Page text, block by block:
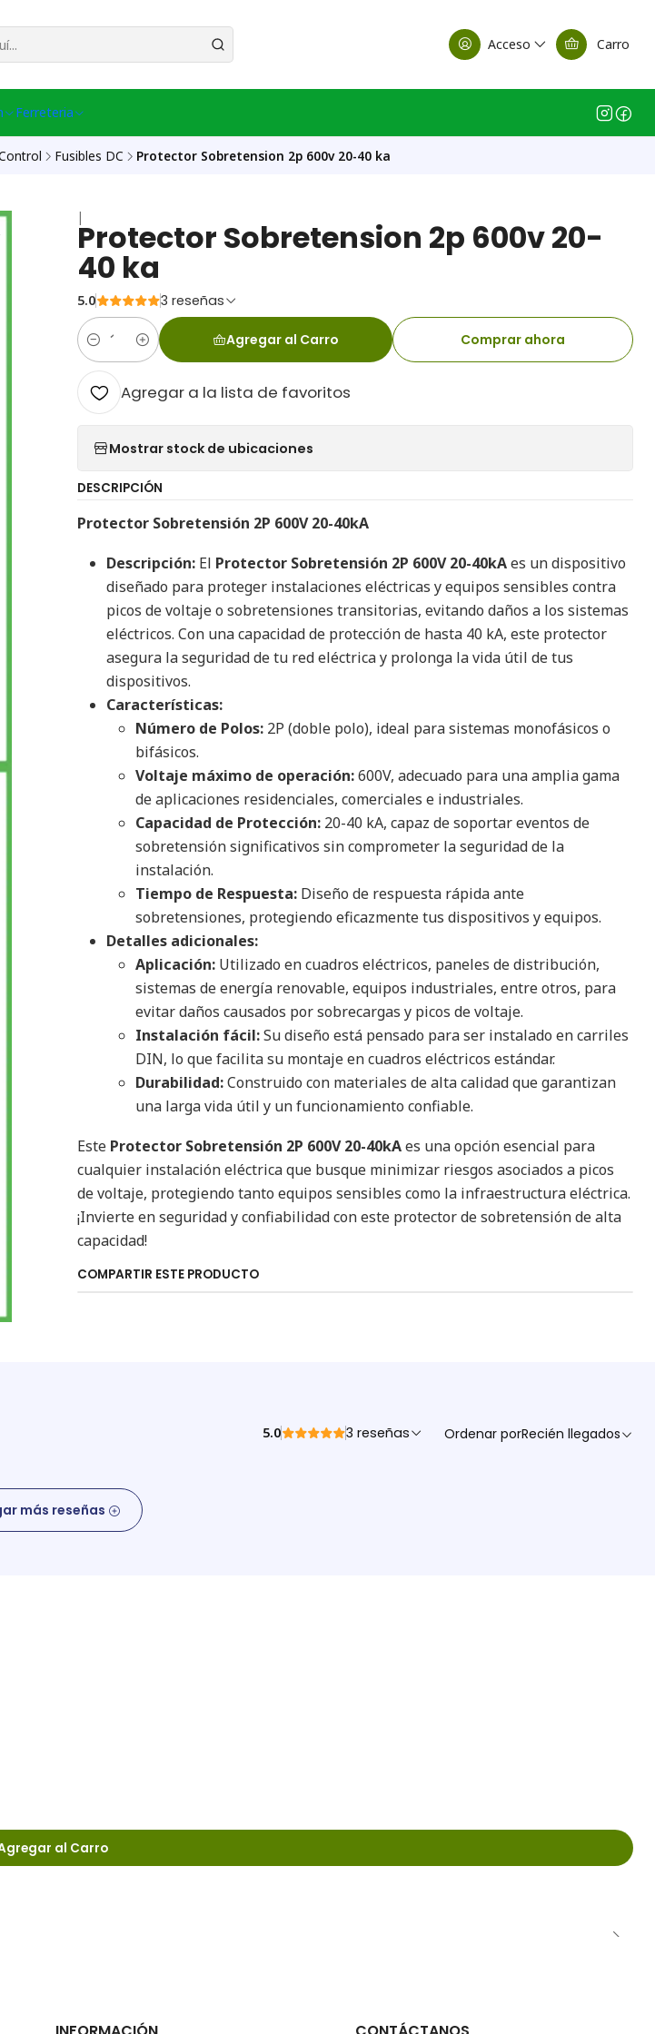
Acceso Carro
Ferreteria
Fusibles DC Protector Sobretension 2p 600v 20-40 ka
|
Protector Sobretension 2p 600v 20-
40 ka
5.0 3 reseñas
Cantidad
Agregar al Carro Comprar ahora
Agregar a la lista de favoritos
Mostrar stock de ubicaciones
DESCRIPCIÓN
Protector Sobretensión 2P 600V 20-40kA
Descripción: El Protector Sobretensión 2P 600V 20-40kAes un dispositivo
diseñado para proteger instalaciones eléctricas y equipos sensibles contra
picos de voltaje o sobretensiones transitorias, evitando daños a los sistemas
eléctricos. Con una capacidad de protección de hasta 40 kA, este protector
asegura la seguridad de tu red eléctrica y prolonga la vida útil de tus
dispositivos.
Características:
Número de Polos: 2P (doble polo), ideal para sistemas monofásicos o
bifásicos.
Voltaje máximo de operación:600V, adecuado para una amplia gama
de aplicaciones residenciales, comerciales e industriales.
Capacidad de Protección: 20-40 kA, capaz de soportar eventos de
sobretensión significativos sin comprometer la seguridad de la
instalación.
Tiempo de Respuesta: Diseño de respuesta rápida ante
sobretensiones, protegiendo eficazmente tus dispositivos y equipos.
Detalles adicionales:
Aplicación: Utilizado en cuadros eléctricos, paneles de distribución,
sistemas de energía renovable, equipos industriales, entre otros, para
evitar daños causados por sobrecargas y picos de voltaje.
Instalación fácil:Su diseño está pensado para ser instalado en carriles
DIN, lo que facilita su montaje en cuadros eléctricos estándar.
Durabilidad:Construido con materiales de alta calidad que garantizan
una larga vida útil y un funcionamiento confiable.
Este Protector Sobretensión 2P 600V 20-40kAes una opción esencial para
cualquier instalación eléctrica que busque minimizar riesgos asociados a picos
de voltaje, protegiendo tanto equipos sensibles como la infraestructura eléctrica.
¡Invierte en seguridad y confiabilidad con este protector de sobretensión de alta
capacidad!
COMPARTIR ESTE PRODUCTO
5.0 3 reseñas Ordenar porRecién llegados
más reseñas
al Carro